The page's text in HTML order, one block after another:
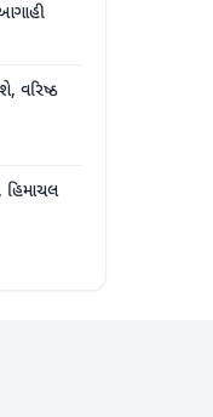
વરિષ્ઠ
હિમાચલ